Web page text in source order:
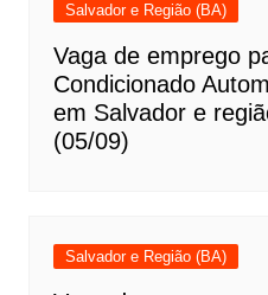
Salvador e Região (BA)
Vaga de emprego
Condicionado
em Salvador e
(05/09)
Salvador e Região (BA)